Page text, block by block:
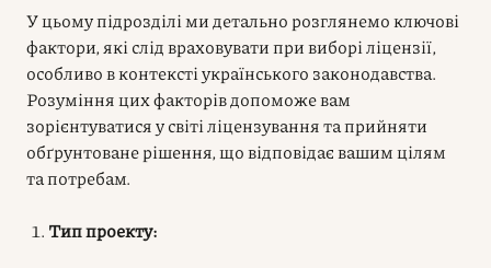
У цьому підрозділі ми детально розглянемо ключові
фактори, які слід враховувати при виборі ліцензії,
особливо в контексті українського законодавства.
Розуміння цих факторів допоможе вам
зорієнтуватися у світі ліцензування та прийняти
обґрунтоване рішення, що відповідає вашим цілям
та потребам.
Тип проекту: